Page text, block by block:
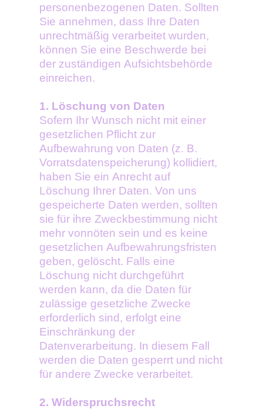
personenbezogenen Daten. Sollten
Sie annehmen, dass Ihre Daten
unrechtmäßig verarbeitet wurden,
können Sie eine Beschwerde bei
der zuständigen Aufsichtsbehörde
einreichen.
1. Löschung von Daten
Sofern Ihr Wunsch nicht mit einer
gesetzlichen Pflicht zur
Aufbewahrung von Daten (z. B.
Vorratsdatenspeicherung) kollidiert,
haben Sie ein Anrecht auf
Löschung Ihrer Daten. Von uns
gespeicherte Daten werden, sollten
sie für ihre Zweckbestimmung nicht
mehr vonnöten sein und es keine
gesetzlichen Aufbewahrungsfristen
geben, gelöscht. Falls eine
Löschung nicht durchgeführt
werden kann, da die Daten für
zulässige gesetzliche Zwecke
erforderlich sind, erfolgt eine
Einschränkung der
Datenverarbeitung. In diesem Fall
werden die Daten gesperrt und nicht
für andere Zwecke verarbeitet.
2. Widerspruchsrecht